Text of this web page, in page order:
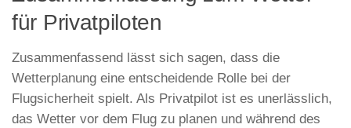
für Privatpiloten
Zusammenfassend lässt sich sagen, dass die
Wetterplanung eine entscheidende Rolle bei der
Flugsicherheit spielt. Als Privatpilot ist es unerlässlich,
das Wetter vor dem Flug zu planen und während des